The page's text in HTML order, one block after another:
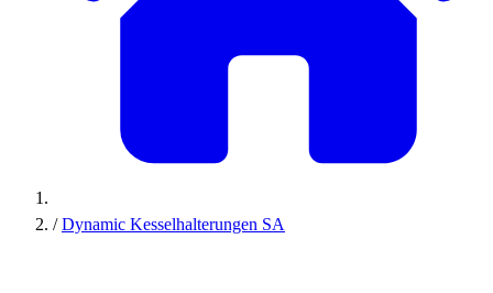
/ Dynamic Kesselhalterungen SA